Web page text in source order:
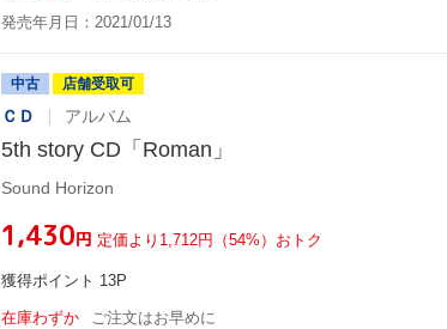
発売年月日：2021/01/13
中古 店舗受取可
ＣＤ アルバム
5th story CD「Roman」
Sound Horizon
¥1,430円 定価より1,712円（54%）おトク
獲得ポイント 13P
在庫わずか
ご注文はお早めに